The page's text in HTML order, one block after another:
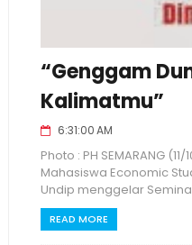
“Genggam
Kalimatmu”
6:31:00 AM
Photo : PH SEMARANG
Mahasiswa Economic
Undip menggelar
READ MORE